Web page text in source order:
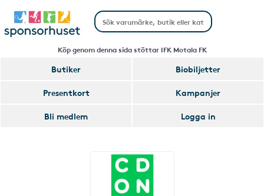
Köp genom denna sida stöttar IFK Motala FK
Butiker
Biobiljetter
Presentkort
Kampanjer
Bli medlem
Logga in